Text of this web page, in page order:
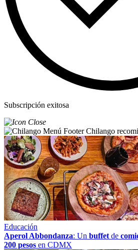
Subscripción exitosa
Chilango
Educación
Aperol Abbondanza: Un buffet de
200 pesos en CDMX